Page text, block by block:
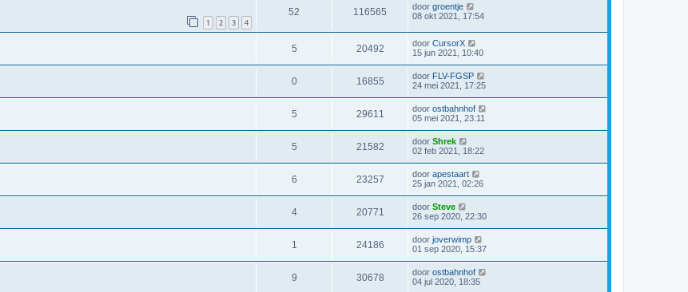
1 2 3 4
52 116565 door groentje
08 okt 2021, 17:54
5 20492 door CursorX
15 jun 2021, 10:40
0 16855 door FLV-FGSP
24 mei 2021, 17:25
5 29611 door ostbahnhof
05 mei 2021, 23:11
5 21582 door Shrek
02 feb 2021, 18:22
6 23257 door apestaart
25 jan 2021, 02:26
4 20771 door Steve
26 sep 2020, 22:30
1 24186 door joverwimp
01 sep 2020, 15:37
9 30678 door ostbahnhof
04 jul 2020, 18:35